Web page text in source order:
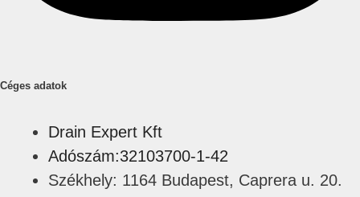
Céges adatok
Drain Expert Kft
Adószám:32103700-1-42
Székhely: 1164 Budapest, Caprera u. 20.